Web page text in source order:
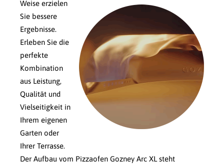
Weise erzielen
Sie bessere
Ergebnisse.
Erleben Sie die
perfekte
Kombination
aus Leistung,
Qualität und
Vielseitigkeit in
Ihrem eigenen
Garten oder
Ihrer Terrasse.
Der Aufbau vom Pizzaofen Gozney Arc XL steht